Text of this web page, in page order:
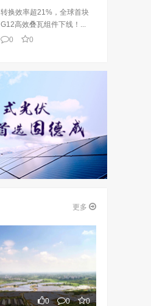
转换效率超21%，全球首块
G12高效叠瓦组件下线！...
0
0
更多
0 0 0